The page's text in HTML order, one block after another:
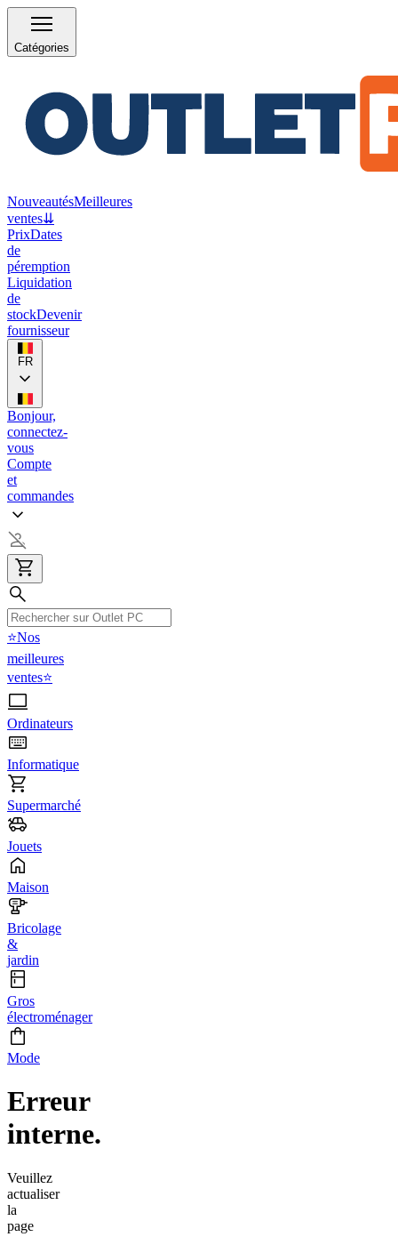
Catégories
NouveautésMeilleures
ventes⇊
PrixDates
de
péremption
Liquidation
de
stockDevenir
fournisseur
FR
Bonjour,
connectez-
vous
Compte
et
commandes
⭐Nos
meilleures
ventes⭐
Ordinateurs
Informatique
Supermarché
Jouets
Maison
Bricolage
&
jardin
Gros
électroménager
Mode
Erreur
interne.
Veuillez
actualiser
la
page